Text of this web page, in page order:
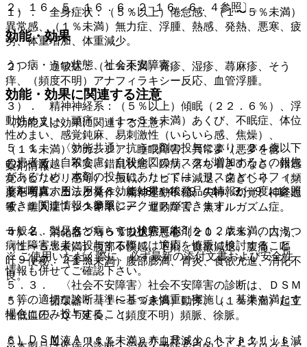
１）． 全身症状：（５％以上）倦怠感、（１〜５％未満）
異常感、（１％未満）無力症、浮腫、熱感、発熱、悪寒、疲
労、体重増加、体重減少。
２）． 過敏症：（１％未満）発疹、湿疹、蕁麻疹、そう
痒、（頻度不明）アナフィラキシー反応、血管浮腫。
３）． 精神神経系：（５％以上）傾眠（２２．６％）、浮
動性めまい、頭痛、（１〜５％未満）あくび、不眠症、体位
性めまい、感覚鈍麻、易刺激性（いらいら感、焦燥）、
（１％未満）アカシジア、睡眠障害、異常夢（悪夢を含
む）、激越、不安、錯乱状態、躁病、落ち着きのなさ、錯感
覚（ピリピリ感等）、振戦、リビドー減退、歯ぎしり、（頻
度不明）パニック発作、精神運動不穏、失神、幻覚、神経過
敏、離人症、ジスキネジー、運動障害、無オルガズム症。
４）． 消化器：（５％以上）悪心（２０．７％）、口渇、
（１〜５％未満）腹部不快感、下痢、食欲減退、腹痛、嘔
吐、便秘、（１％未満）腹部膨満、胃炎、食欲亢進、消化不
良。
５）． 循環器：（１〜５％未満）動悸、（１％未満）起立
性低血圧、ＱＴ延長、（頻度不明）頻脈、徐脈。
６）． 血液：（１％未満）赤血球減少、ヘマトクリット減
２、１６．５、１６．６．２−１６．６．４参照〕。
効能・効果
うつ病・うつ状態、社会不安障害。
効能・効果に関連する注意
（効能又は効果に関連する注意）
５．１． 〈効能共通〉抗うつ剤の投与により、２４歳以下
の患者で、自殺念慮、自殺企図のリスクが増加するとの報告
があるため、本剤の投与にあたっては、リスクとベネフィッ
トを考慮すること〔８．１−８．４、９．１．３、９．１．
４、１５．１．１参照〕。
５．２． 〈うつ病・うつ状態〉本剤を１２歳未満の大うつ
病性障害患者に投与する際には適応を慎重に検討すること
〔９．７．２参照〕。
５．３． 〈社会不安障害〉社会不安障害の診断は、ＤＳＭ
＊等の適切な診断基準に基づき慎重に実施し、基準を満たす
場合にのみ投与すること。
＊）ＤＳＭ：Ａｍｅｒｉｃａｎ Ｐｓｙｃｈｉａｔｒｉｃ
薬剤情報
薬剤写真、用法用量、効能効果や後発品の情報が一度に参照
でき、関連情報へ簡単にアクセスができます。
一般名、製品名どちらでも検索可能！
※ ご使用いただく際に、必ず最新の添付文書および安全性
情報も併せてご確認下さい。